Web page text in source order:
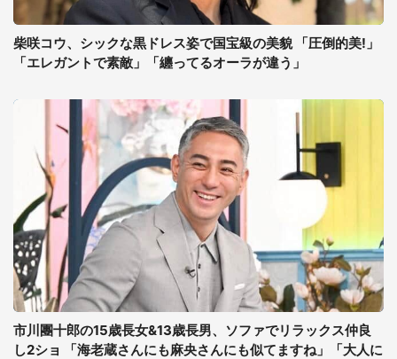
柴咲コウ、シックな黒ドレス姿で国宝級の美貌 「圧倒的美!」
「エレガントで素敵」「纏ってるオーラが違う」
市川團十郎の15歳長女&13歳長男、ソファでリラックス仲良
し2ショ 「海老蔵さんにも麻央さんにも似てますね」「大人に